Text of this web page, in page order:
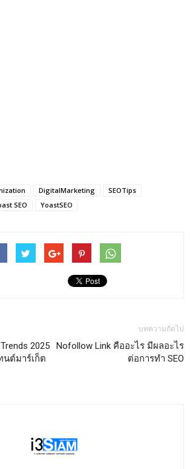
DigitalMarketing
SEOTips
SEO YoastSEO
2025
นต์มาร์เก็ต
บทความถัดไป
Nofollow Link คืออะไร มีผลอะไร
ต่อการทำ SEO